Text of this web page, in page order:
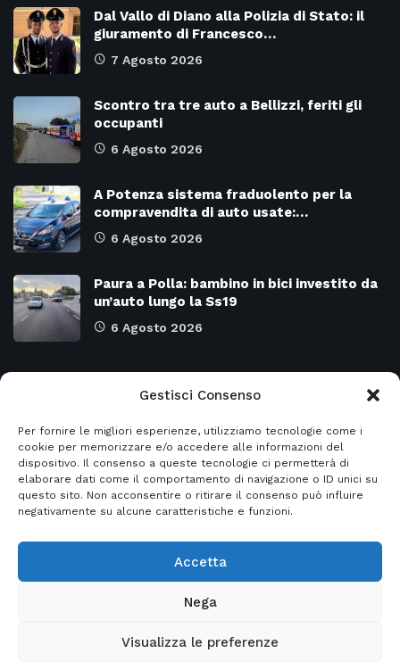
Gestisci Consenso
Per fornire le migliori esperienze, utilizziamo tecnologie come i
cookie per memorizzare e/o accedere alle informazioni del
dispositivo. Il consenso a queste tecnologie ci permetterà di
elaborare dati come il comportamento di navigazione o ID unici su
questo sito. Non acconsentire o ritirare il consenso può influire
negativamente su alcune caratteristiche e funzioni.
Accetta
Nega
Visualizza le preferenze
Dal Vallo di Diano alla Polizia di Stato: il
giuramento di Francesco…
7 Agosto 2026
Scontro tra tre auto a Bellizzi, feriti gli
occupanti
6 Agosto 2026
A Potenza sistema fraduolento per la
compravendita di auto usate:…
6 Agosto 2026
Paura a Polla: bambino in bici investito da
un’auto lungo la Ss19
6 Agosto 2026
Attualità 8971
Cronaca 6476
Primo piano 5953
SALERNO e Provincia 4128
Regione CAMPANIA
Regione BASILICATA
- Italia2news powered by